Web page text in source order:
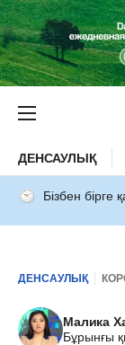
ДЕНСАУЛЫҚ
Бізбен бірге
ДЕНСАУЛЫҚ
Малика
Бұрынғы